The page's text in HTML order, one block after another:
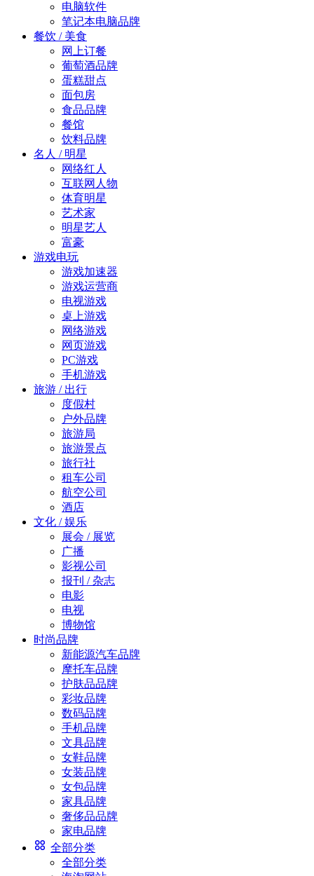
电脑软件
笔记本电脑品牌
餐饮 / 美食
网上订餐
葡萄酒品牌
蛋糕甜点
面包房
食品品牌
餐馆
饮料品牌
名人 / 明星
网络红人
互联网人物
体育明星
艺术家
明星艺人
富豪
游戏电玩
游戏加速器
游戏运营商
电视游戏
桌上游戏
网络游戏
网页游戏
PC游戏
手机游戏
旅游 / 出行
度假村
户外品牌
旅游局
旅游景点
旅行社
租车公司
航空公司
酒店
文化 / 娱乐
展会 / 展览
广播
影视公司
报刊 / 杂志
电影
电视
博物馆
时尚品牌
新能源汽车品牌
摩托车品牌
护肤品品牌
彩妆品牌
数码品牌
手机品牌
文具品牌
女鞋品牌
女装品牌
女包品牌
家具品牌
奢侈品品牌
家电品牌
全部分类
全部分类